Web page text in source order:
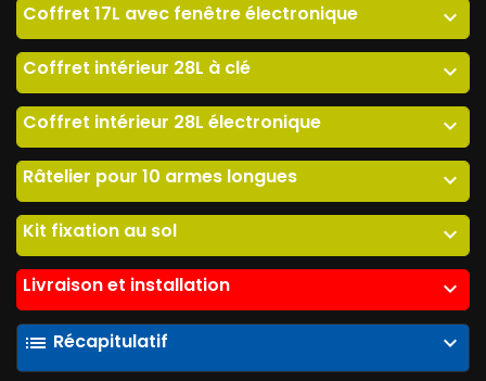
Coffret 17L avec fenêtre électronique expand_more
Coffret intérieur 28L à clé expand_more
Coffret intérieur 28L électronique expand_more
Râtelier pour 10 armes longues expand_more
Kit fixation au sol expand_more
Livraison et installation expand_more
list Récapitulatif expand_more